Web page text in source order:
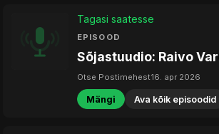
Tagasi saatesse
EPISOOD
Sõjastuudio: Raivo
Otse Postimehest16. apr 2026
Mängi Ava kõik episoodid